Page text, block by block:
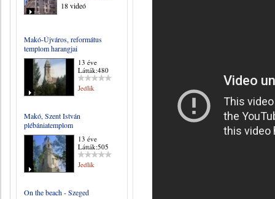
18 videó
Makó-Újváros, református
templom harangjai
13 éve
Látták:480
Jedlik
Makó, Szent István
plébániatemplom
13 éve
Látták:505
Jedlik
On the beach - Szeged